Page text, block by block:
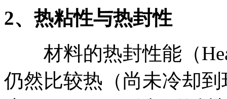
2、热粘性与热封性
材料的热封性能（
仍然比较热（尚未冷却